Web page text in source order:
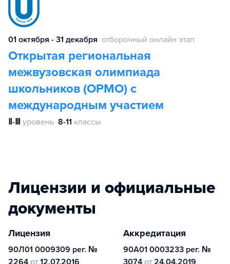
01 октября - 31 декабря отборочный онлайн этап
Открытая региональная
межвузовская олимпиада
школьников (ОРМО) с
международным участием
Ⅱ-Ⅲ уровень 8-11 классы
Лицензии и официальные
документы
Лицензия
90Л01 0009309 рег. №
Аккредитация
90А01 0003233 рег. №